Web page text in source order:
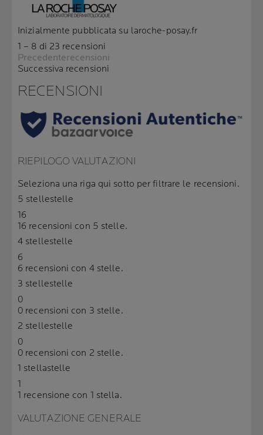
Inizialmente pubblicata su laroche-posay.fr
1 – 8 di 23 recensioni
Precedenterecensioni
Successiva recensioni
RECENSIONI
RIEPILOGO VALUTAZIONI
Seleziona una riga qui sotto per filtrare le recensioni.
5 stellestelle
16
16 recensioni con 5 stelle.
4 stellestelle
6
6 recensioni con 4 stelle.
3 stellestelle
0
0 recensioni con 3 stelle.
2 stellestelle
0
0 recensioni con 2 stelle.
1 stellastelle
1
1 recensione con 1 stella.
VALUTAZIONE GENERALE